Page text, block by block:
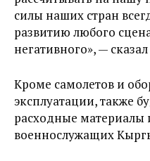
силы наших стран
развитию любого
негативного», —
Кроме самолетов и
эксплуатации, также
расходные материалы
военнослужащих